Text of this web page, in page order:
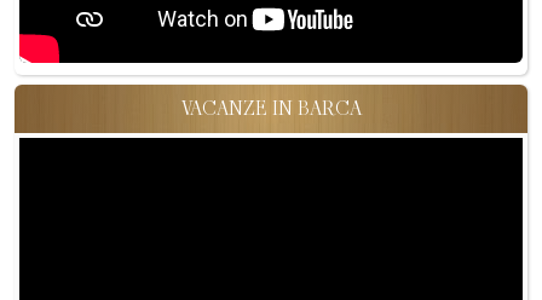
VACANZE IN BARCA